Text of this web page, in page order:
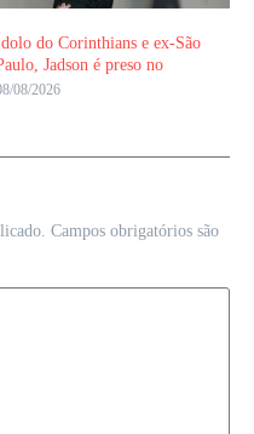
do Corinthians e ex-São
Jadson é preso no
08/2026
Campos obrigatórios são